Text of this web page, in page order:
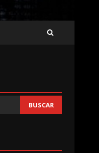
BUSCAR